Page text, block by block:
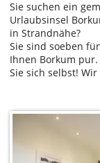
Sie suchen ein
Urlaubsinsel
in Strandnähe?
Sie sind soeben
Ihnen Borkum
Sie sich selbst!